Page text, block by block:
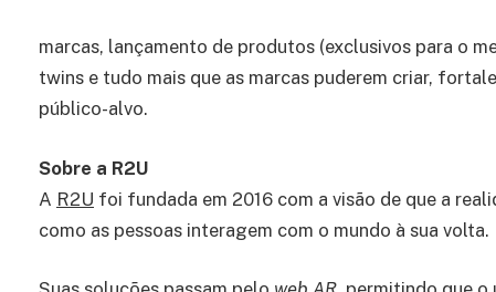
marcas, lançamento de produtos (exclusivos para o
twins e tudo mais que as marcas puderem criar,
público-alvo.
Sobre a R2U
A R2U foi fundada em 2016 com a visão de que a
como as pessoas interagem com o mundo à sua volta.